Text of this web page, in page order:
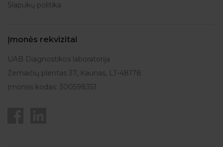
Slapukų politika
Įmonės rekvizitai
UAB Diagnostikos laboratorija
Žemaičių plentas 37, Kaunas, LT-48178
Įmonės kodas: 300598351